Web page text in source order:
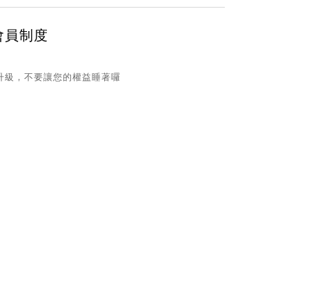
員制度
級，不要讓您的權益睡著囉